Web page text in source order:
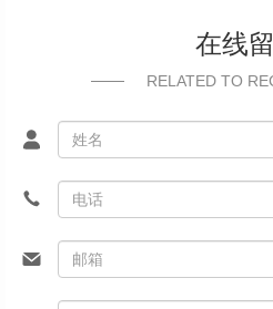
在线
RELATED TO